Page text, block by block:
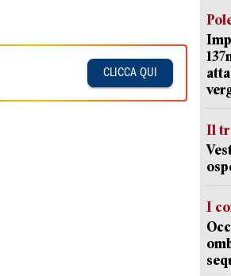
CLICCA QUI
Il
I